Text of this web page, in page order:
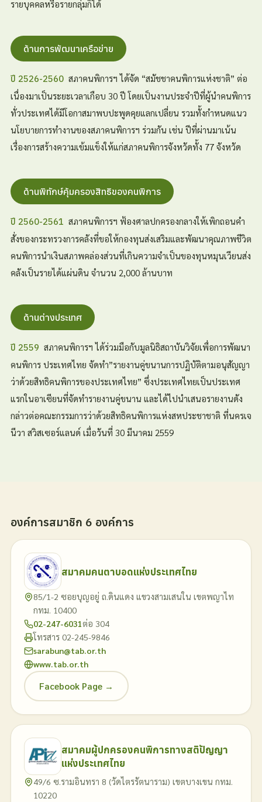
รายบุคคลหรือรายกลุ่มก็ได้
ด้านการพัฒนาเครือข่าย
ปี 2526-2560 สภาคนพิการฯ ได้จัด “สมัชชาคนพิการแห่งชาติ” ต่อ
เนื่องมาเป็นระยะเวลาเกือบ 30 ปี โดยเป็นงานประจำปีที่ผู้นำคนพิการ
ทั่วประเทศได้มีโอกาสมาพบปะพูดคุยแลกเปลี่ยน รวมทั้งกำหนดแนว
นโยบายการทำงานของสภาคนพิการฯ ร่วมกัน เช่น ปีที่ผ่านมาเน้น
เรื่องการสร้างความเข้มแข็งให้แก่สภาคนพิการจังหวัดทั้ง 77 จังหวัด
ด้านพิทักษ์คุ้มครองสิทธิของคนพิการ
ปี 2560-2561 สภาคนพิการฯ ฟ้องศาลปกครองกลางให้เพิกถอนคำ
สั่งของกระทรวงการคลังที่ขอให้กองทุนส่งเสริมและพัฒนาคุณภาพชีวิต
คนพิการนำเงินสภาพคล่องส่วนที่เกินความจำเป็นของทุนหมุนเวียนส่ง
คลังเป็นรายได้แผ่นดิน จำนวน 2,000 ล้านบาท
ด้านต่างประเทศ
ปี 2559 สภาคนพิการฯ ได้ร่วมมือกับมูลนิธิสถาบันวิจัยเพื่อการพัฒนา
คนพิการ ประเทศไทย จัดทำ”รายงานคู่ขนานการปฏิบัติตามอนุสัญญา
ว่าด้วยสิทธิคนพิการของประเทศไทย” ซึ่งประเทศไทยเป็นประเทศ
แรกในอาเซียนที่จัดทำรายงานคู่ขนาน และได้ไปนำเสนอรายงานดัง
กล่าวต่อคณะกรรมการว่าด้วยสิทธิคนพิการแห่งสหประชาชาติ ที่นครเจ
นีวา สวิสเซอร์แลนด์ เมื่อวันที่ 30 มีนาคม 2559
องค์การสมาชิก 6 องค์การ
สมาคมคนตาบอดแห่งประเทศไทย
85/1-2 ซอยบุญอยู่ ถ.ดินแดง แขวงสามเสนใน เขตพญาไท
กทม. 10400
02-247-6031ต่อ 304
โทรสาร 02-245-9846
sarabun@tab.or.th
www.tab.or.th
Facebook Page →
สมาคมผู้ปกครองคนพิการทางสติปัญญา
แห่งประเทศไทย
49/6 ซ.รามอินทรา 8 (วัดไตรรัตนาราม) เขตบางเขน กทม.
10220